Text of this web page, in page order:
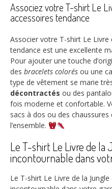
Associez votre T-shirt Le
accessoires tendance
Associer votre T-shirt Le Livre
tendance est une excellente
Pour ajouter une touche
des bracelets colorés ou une
type de vêtement se marie
décontractés ou des
fois moderne et confortable.
sacs à dos ou des
l’ensemble.
Le T-shirt Le Livre de la
incontournable dans
Le T-shirt Le Livre de la